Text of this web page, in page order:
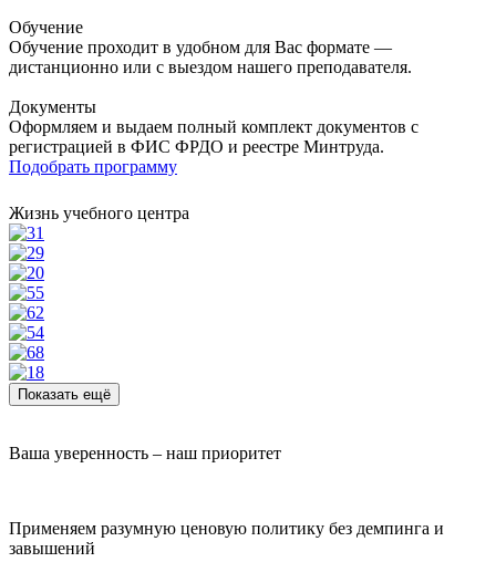
Обучение
Обучение проходит в удобном для Вас формате —
дистанционно или с выездом нашего преподавателя.
Документы
Оформляем и выдаем полный комплект документов с
регистрацией в ФИС ФРДО и реестре Минтруда.
Подобрать программу
Жизнь учебного центра
Показать ещё
Ваша уверенность – наш приоритет
Применяем разумную ценовую политику без демпинга и
завышений